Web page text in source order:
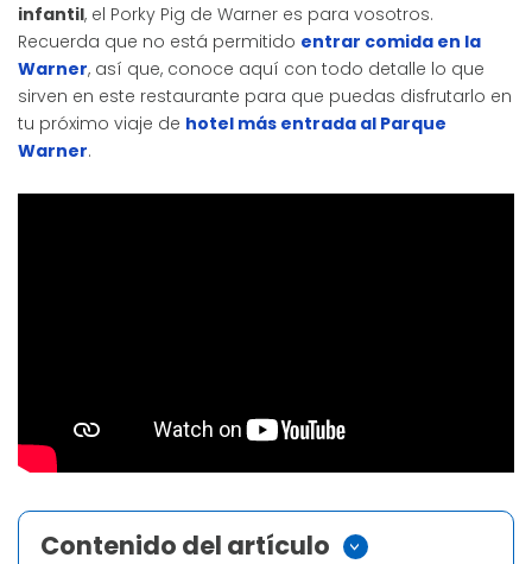
infantil, el Porky Pig de Warner es para vosotros.
Recuerda que no está permitido entrar comida en la
Warner, así que, conoce aquí con todo detalle lo que
sirven en este restaurante para que puedas disfrutarlo en
tu próximo viaje de hotel más entrada al Parque
Warner.
Contenido del artículo >